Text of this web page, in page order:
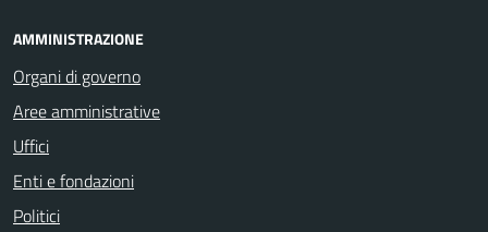
AMMINISTRAZIONE
Organi di governo
Aree amministrative
Uffici
Enti e fondazioni
Politici